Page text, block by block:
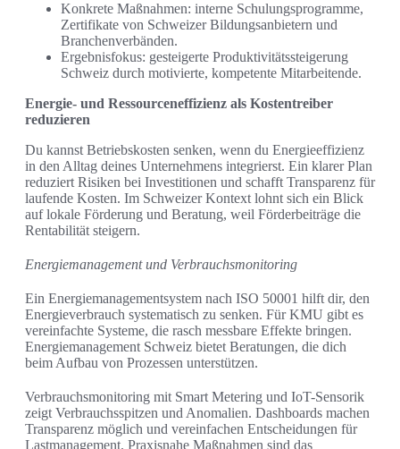
Konkrete Maßnahmen: interne Schulungsprogramme,
Zertifikate von Schweizer Bildungsanbietern und
Branchenverbänden.
Ergebnisfokus: gesteigerte Produktivitätssteigerung
Schweiz durch motivierte, kompetente Mitarbeitende.
Energie- und Ressourceneffizienz als Kostentreiber
reduzieren
Du kannst Betriebskosten senken, wenn du Energieeffizienz
in den Alltag deines Unternehmens integrierst. Ein klarer Plan
reduziert Risiken bei Investitionen und schafft Transparenz für
laufende Kosten. Im Schweizer Kontext lohnt sich ein Blick
auf lokale Förderung und Beratung, weil Förderbeiträge die
Rentabilität steigern.
Energiemanagement und Verbrauchsmonitoring
Ein Energiemanagementsystem nach ISO 50001 hilft dir, den
Energieverbrauch systematisch zu senken. Für KMU gibt es
vereinfachte Systeme, die rasch messbare Effekte bringen.
Energiemanagement Schweiz bietet Beratungen, die dich
beim Aufbau von Prozessen unterstützen.
Verbrauchsmonitoring mit Smart Metering und IoT-Sensorik
zeigt Verbrauchsspitzen und Anomalien. Dashboards machen
Transparenz möglich und vereinfachen Entscheidungen für
Lastmanagement. Praxisnahe Maßnahmen sind das